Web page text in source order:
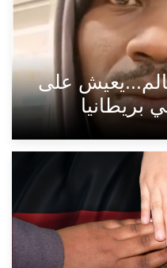
على
بريطانيا